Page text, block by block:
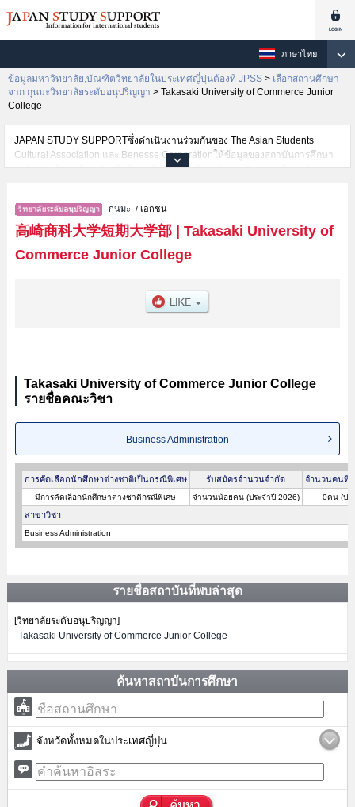
ภาษาไทย
ข้อมูลมหาวิทยาลัย,บัณฑิตวิทยาลัยในประเทศญี่ปุ่นต้องที่ JPSS > เลือกสถานศึกษา
จาก กุนมะวิทยาลัยระดับอนุปริญญา > Takasaki University of Commerce Junior
College
JAPAN STUDY SUPPORTซึ่งดำเนินงานร่วมกันของ The Asian Students
Cultural Association และ Benesse Corporationให้ข้อมูลของสถาบันการศึกษา
ระดับมหาวิทยาลัย・บัณฑิตวิทยาลัย・วิทยาลัยระดับอนุปริญญา・วิทยาลัย
College,ข้อมูลจำเป็นสำหรับนักศึกษาต่างชาติเช่นข้อมูลของแต่ละคณะ,ข้อมูล
การสอบคัดเลือกเข้าศึกษาเช่นจำนวนคนที่รับสมัครหรือจำนวนคนที่ผ่านการสอบ
คัดเลือกเป็นต้น,แนะนำสถานที่,การเดินทางเป็นต้นไว้ด้วยดังนั้นขอเชิญใช้บริการ
ค้นหาข้อมูลตามอัธยาศัย
กุนมะ / เอกชน
高崎商科大学短期大学部| Takasaki University of
Commerce Junior College
Takasaki University of Commerce Junior College
รายชื่อคณะวิชา
Business Administration
การคัดเลือกนักศึกษาต่างชาติเป็นกรณีพิเศษ รับสมัครจำนวนจำกัด จำนวนคนที่
มีการคัดเลือกนักศึกษาต่างชาติกรณีพิเศษ จำนวนน้อยคน (ประจำปี 2026) 0คน (ปร
สาขาวิชา
Business Administration
รายชื่อสถาบันที่พบล่าสุด
[วิทยาลัยระดับอนุปริญญา]
Takasaki University of Commerce Junior College
ค้นหาสถาบันการศึกษา
จังหวัดทั้งหมดในประเทศญี่ปุ่น